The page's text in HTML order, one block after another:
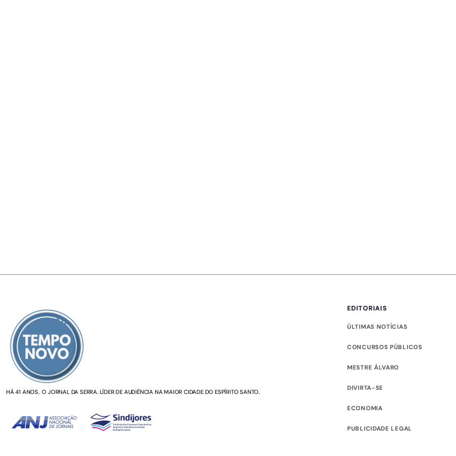
HÁ 41 ANOS, O JORNAL DA SERRA. LÍDER DE AUDIÊNCIA NA MAIOR CIDADE DO ESPÍRITO SANTO.
EDITORIAIS
ÚLTIMAS NOTÍCIAS
CONCURSOS PÚBLICOS
MESTRE ÁLVARO
DIVIRTA-SE
ECONOMIA
PUBLICIDADE LEGAL